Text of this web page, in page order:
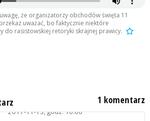
że organizatorzy obchodów święta 11
uważać, bo faktycznie niektóre
do rasistowskiej retoryki skrajnej prawicy.
1 komentarz
2017-11-13, godz. 10:00